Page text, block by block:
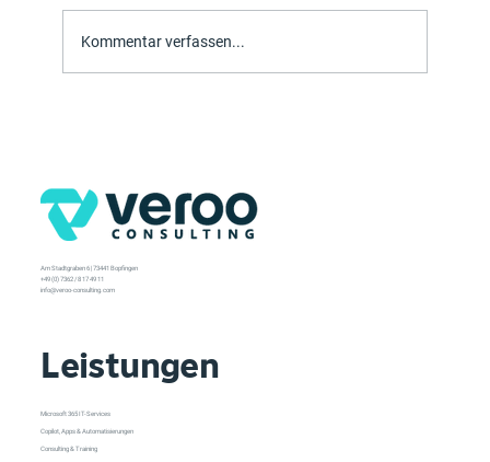
Outlook einrichten
Kommentar verfassen...
Leistungen
Microsoft 365 IT-Services
Copilot, Apps & Automatisierungen
Consulting & Training
Am Stadtgraben 6 | 73441 Bopfingen
+49 (0) 7362 / 8 17 49 11
info@veroo-consulting.com